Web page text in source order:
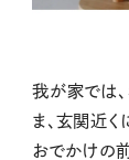
我が家では、
ま、玄関近く
おでかけの